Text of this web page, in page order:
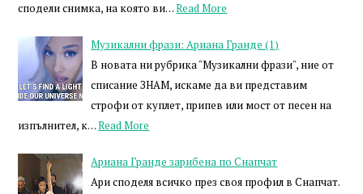
сподели снимка, на която ви…Read More
Музикални фрази: Ариана Гранде (1)
В новата ни рубрика "Музикални фрази", ние от
списание ЗНАМ, искаме да ви представим
строфи от куплет, припев или мост от песен на
изпълнител, к…Read More
Ариана Гранде зарибена по Снапчат
Ари споделя всичко през своя профил в Снапчат.